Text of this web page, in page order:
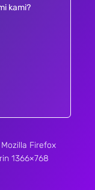
kami?
Firefox
1366×768